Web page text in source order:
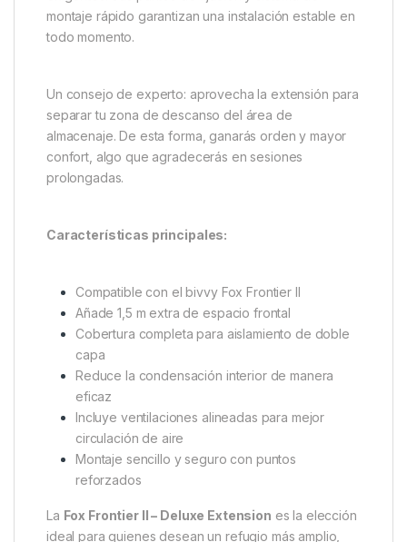
característica resulta clave cuando las sesiones
superan varios días.
Características que marcan la
diferencia
ElFox Frontier II – Deluxe Extensionestá fabricado
con materiales resistentes y duraderos, pensados
montaje rápido garantizan una instalación estable en
Un consejo de experto: aprovecha la extensión para
separar tu zona de descanso del área de
almacenaje. De esta forma, ganarás orden y mayor
confort, algo que agradecerás en sesiones
prolongadas.
Características principales:
Compatible con el bivvy Fox Frontier II
Añade 1,5 m extra de espacio frontal